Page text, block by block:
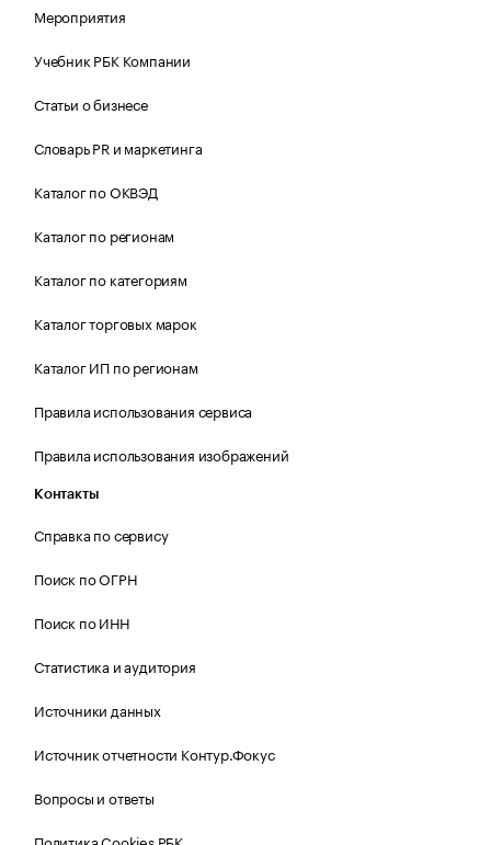
Мероприятия
Учебник РБК Компании
Статьи о бизнесе
Словарь PR и маркетинга
Каталог по ОКВЭД
Каталог по регионам
Каталог по категориям
Каталог торговых марок
Каталог ИП по регионам
Правила использования сервиса
Правила использования изображений
Контакты
Справка по сервису
Поиск по ОГРН
Поиск по ИНН
Статистика и аудитория
Источники данных
Источник отчетности Контур.Фокус
Вопросы и ответы